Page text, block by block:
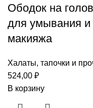
Ободок на
для умывания и
макияжа
Халаты, тапочки и
524,00 ₽
В корзину